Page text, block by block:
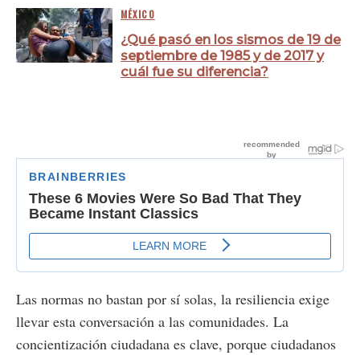
MÉXICO
¿Qué pasó en los sismos de 19 de
septiembre de 1985 y de 2017 y
cuál fue su diferencia?
Las normas no bastan por sí solas, la resiliencia exige
llevar esta conversación a las comunidades. La
concientización ciudadana es clave, porque ciudadanos